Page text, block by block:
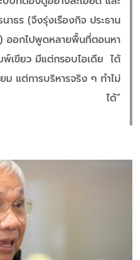
นาธร (จึงรุ่งเรืองกิจ ประธาน
ออกไปพูดหลายพื้นที่ตอนหา
เขียว มีแต่กรอบไอเดีย ได้
ม แต่การบริหารจริง ๆ ทำไม่
ได้”